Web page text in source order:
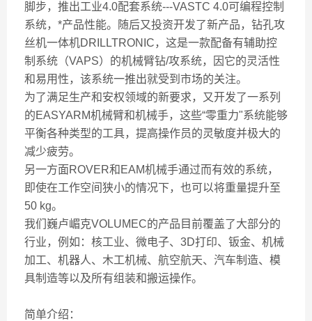
脚步，推出工业4.0配套系统---VASTC 4.0可编程控制
系统，*产品性能。随后又投资开发了新产品，钻孔攻
丝机一体机DRILLTRONIC，这是一款配备有辅助控
制系统（VAPS）的机械臂钻/攻系统，因它的灵活性
和易用性，该系统一推出就受到市场的关注。
为了满足生产和安权领域的新要求，又开发了一系列
的EASYARM机械臂和机械手，这些“零重力"系统能够
平衡各种类型的工具，提高操作员的灵敏度并极大的
减少疲劳。
另一方面ROVER和EAM机械手通过而有效的系统，
即使在工作空间狭小的情况下，也可以将重量提升至
50 kg。
我们巍卢嵋克VOLUMEC的产品目前覆盖了大部分的
行业，例如：核工业、微电子、3D打印、钣金、机械
加工、机器人、木工机械、航空航天、汽车制造、模
具制造等以及所有组装和搬运操作。
简单介绍：